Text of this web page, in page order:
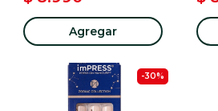
Agregar
-30%